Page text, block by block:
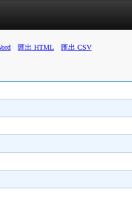
匯出 HTML 匯出 CSV